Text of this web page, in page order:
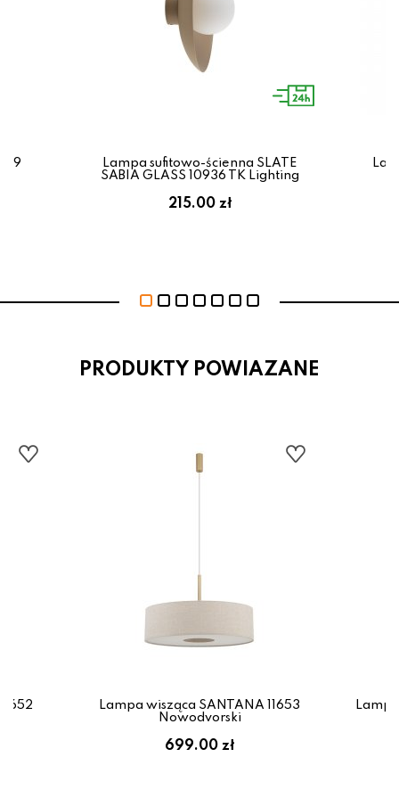
Lampa sufitowo-ścienna SLATE
SABIA GLASS 10936 TK Lighting
215.00 zł
PRODUKTY POWIAZANE
Lampa wisząca SANTANA 11653
Nowodvorski
699.00 zł